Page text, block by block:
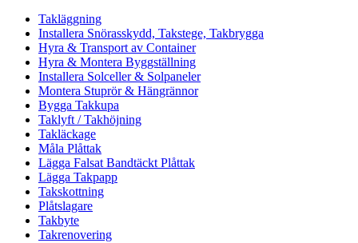
Takläggning
Installera Snörasskydd, Takstege, Takbrygga
Hyra & Transport av Container
Hyra & Montera Byggställning
Installera Solceller & Solpaneler
Montera Stuprör & Hängrännor
Bygga Takkupa
Taklyft / Takhöjning
Takläckage
Måla Plåttak
Lägga Falsat Bandtäckt Plåttak
Lägga Takpapp
Takskottning
Plåtslagare
Takbyte
Takrenovering